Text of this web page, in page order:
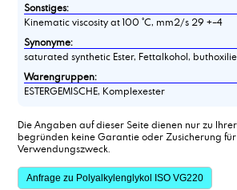
Sonstiges:
Kinematic viscosity at 100 °C, mm2/s 29 +–4
Synonyme:
saturated synthetic Ester, Fettalkohol,
Warengruppen:
ESTERGEMISCHE, Komplexester
Die Angaben auf dieser Seite dienen nur zu
begründen keine Garantie oder Zusicherung
Verwendungszweck.
Anfrage zu Polyalkylenglykol ISO VG220